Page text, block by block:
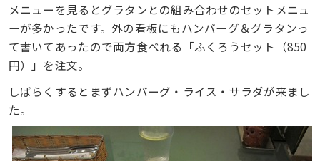
メニューを見るとグラタンとの組み合わせのセットメニュ
ーが多かったです。外の看板にもハンバーグ＆グラタンっ
て書いてあったので両方食べれる「ふくろうセット（850
円）」を注文。
しばらくするとまずハンバーグ・ライス・サラダが来まし
た。